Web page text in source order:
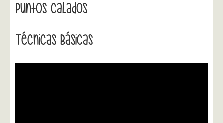
Puntos Calados
Técnicas Básicas